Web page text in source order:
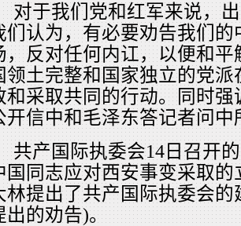
对于我们党和红军来说，
们认为，有必要劝告我们
，反对任何内讧，以便和
领土完整和国家独立的党
和采取共同的行动。同时
开信中和毛泽东答记者问中
共产国际执委会14日召开
国同志应对西安事变采取
林提出了共产国际执委会
出的劝告)。